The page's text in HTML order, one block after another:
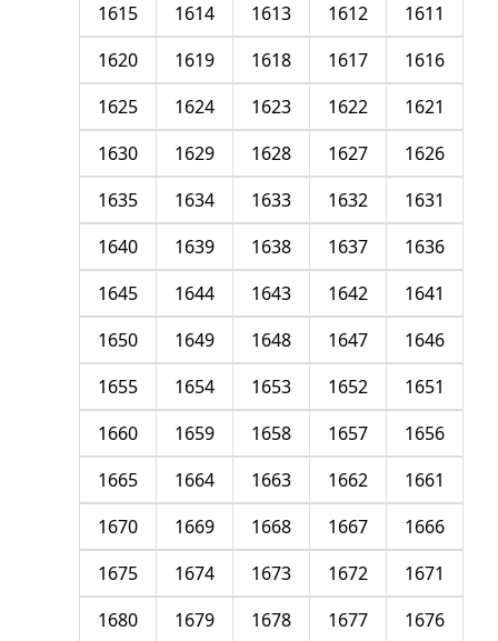
1611
1612
1613
1614
1615
1616
1617
1618
1619
1620
1621
1622
1623
1624
1625
1626
1627
1628
1629
1630
1631
1632
1633
1634
1635
1636
1637
1638
1639
1640
1641
1642
1643
1644
1645
1646
1647
1648
1649
1650
1651
1652
1653
1654
1655
1656
1657
1658
1659
1660
1661
1662
1663
1664
1665
1666
1667
1668
1669
1670
1671
1672
1673
1674
1675
1676
1677
1678
1679
1680